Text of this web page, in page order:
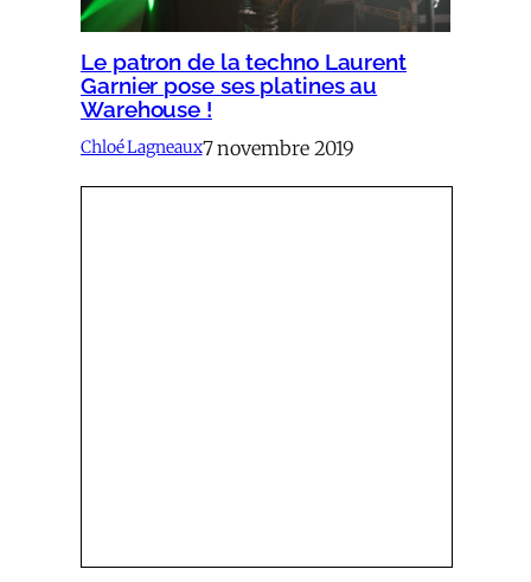
Le patron de la techno Laurent
Garnier pose ses platines au
Warehouse !
Chloé Lagneaux7 novembre 2019